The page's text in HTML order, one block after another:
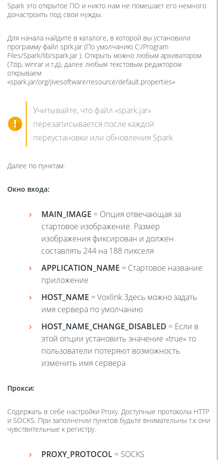
Spark это открытое ПО и никто нам не помешает его немного
донастроить под свои нужды.
Для начала найдите в каталоге, в которой вы установили
программу файл sprk.jar (По умолчанию C:/Program
Files/Spark/lib/spark.jar ). Открыть можно любым архиватором
(7zip, winrar и.т.д), далее любым текстовым редактором
открываем
«spark.jar/org/jivesoftware/resource/default.properties»
Учитывайте, что файл «spark.jar»
перезаписывается после каждой
переустановки или обновления Spark
Далее по пунктам:
Окно входа:
MAIN IMAGE = Опция отвечающая за
стартовое изображение. Размер
изображения фиксирован и должен
составлять 244 на 188 пикселя
APPLICATION NAME = Стартовое название
приложение
HOST_NAME = Voxlink Здесь можно задать
имя сервера по умолчанию
HOST_NAME_CHANGE_DISABLED = Если в
этой опции установить значение «true» то
пользователи потеряют возможность
изменить имя сервера
Прокси:
Содержать в себе настройки Proxy. Доступные протоколы HTTP
и SOCKS. При заполнении пунктов будьте внимательны т.к они
чувствительные к регистру.
PROXY_PROTOCOL = SOCKS